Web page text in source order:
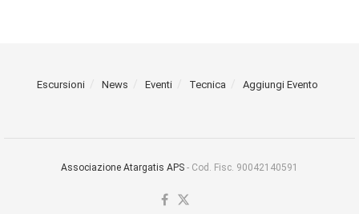
Escursioni News Eventi Tecnica Aggiungi Evento
Associazione Atargatis APS - Cod. Fisc. 90042140591